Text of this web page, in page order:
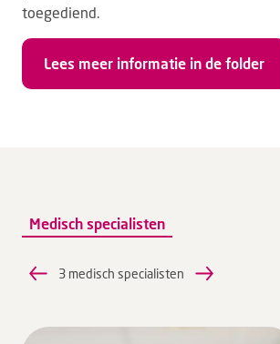
toegediend.
Lees meer informatie in de folder
Medisch specialisten
3 medisch specialisten